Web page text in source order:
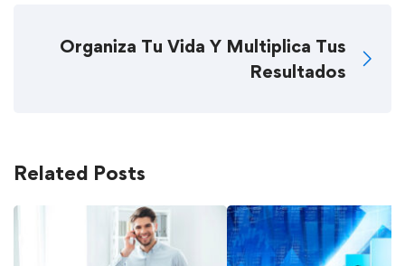
Organiza Tu Vida Y Multiplica Tus
Resultados
Related Posts